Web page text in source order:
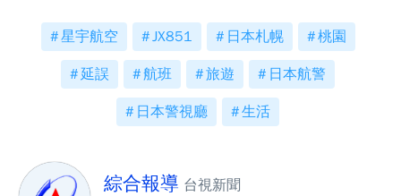
星宇航空 JX851 日本札幌 桃園
延誤 航班 旅遊 日本航警
日本警視廳 生活
綜合報導 台視新聞